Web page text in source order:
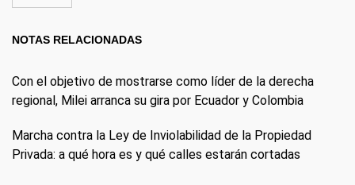
NOTAS RELACIONADAS
Con el objetivo de mostrarse como líder de la derecha
regional, Milei arranca su gira por Ecuador y Colombia
Marcha contra la Ley de Inviolabilidad de la Propiedad
Privada: a qué hora es y qué calles estarán cortadas